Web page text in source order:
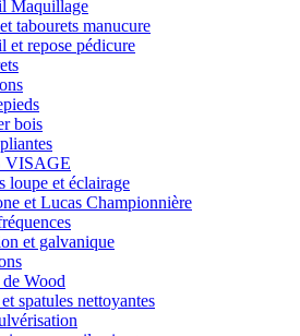
Maquillage
tabourets manucure
et repose pédicure
bois
VISAGE
loupe et éclairage
et Lucas Championnière
et galvanique
Wood
spatules nettoyantes